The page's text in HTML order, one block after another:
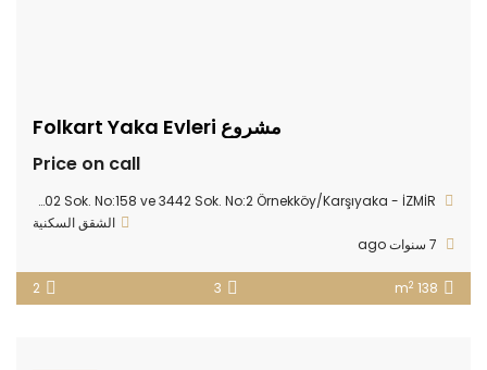
مشروع Folkart Yaka Evleri
Price on call
Örnekköy Mah. 7402 Sok. No:158 ve 3442 Sok. No:2 Örnekköy/Karşıyaka - İZMİR
الشقق السكنية
138 m
2
3
2